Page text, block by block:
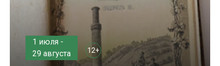
1 июля -
29 августа
12+